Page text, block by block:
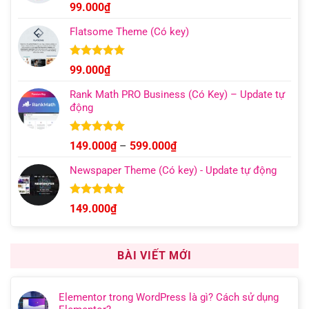
Được xếp
hạng4.96
5 sao
99.000₫
Flatsome Theme (Có key)
Được xếp
hạng4.95
5 sao
99.000₫
Rank Math PRO Business (Có Key) – Update tự
động
Được xếp
hạng 5.00
5 sao
149.000₫ – 599.000₫Khoảng
từ
Newspaper Theme (Có key) - Update tự động
Được xếp
hạng 4.92
149.000₫
BÀI VIẾT MỚI
Elementor trong WordPress là gì? Cách sử dụng